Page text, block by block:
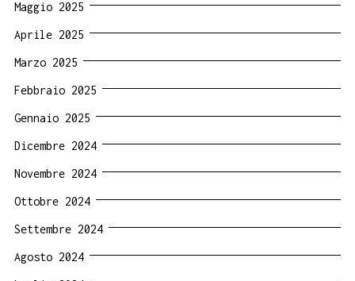
Maggio 2025
Aprile 2025
Marzo 2025
Febbraio 2025
Gennaio 2025
Dicembre 2024
Novembre 2024
Ottobre 2024
Settembre 2024
Agosto 2024